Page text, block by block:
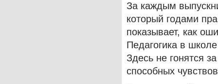
За каждым
который годами
показывает, как
Педагогика в
Здесь не гонятся
способных